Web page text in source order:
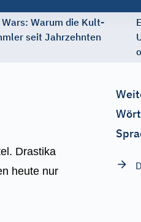
Wars: Warum die Kult-
seit Jahrzehnten
Drastika
heute nur